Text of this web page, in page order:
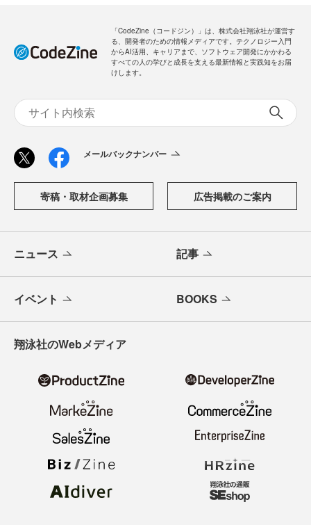
「CodeZine（コードジン）」は、株式会社翔泳社が運営す
る、開発者のための情報メディアです。テクノロジー入門
からAI活用、キャリアまで、ソフトウェア開発にかかわる
すべての人の学びと成長を支える最新情報と実践知をお届
けします。
メールバックナンバー
寄稿・取材企画募集 広告掲載のご案内
ニュース 記事
イベント BOOKS
翔泳社のWebメディア